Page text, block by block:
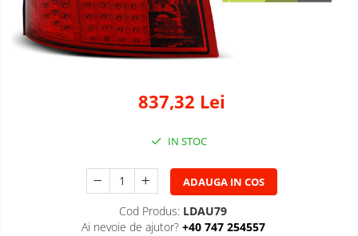
837,32 Lei
IN STOC
ADAUGA IN COS
Cod Produs: LDAU79
Ai nevoie de ajutor? +40 747 254557